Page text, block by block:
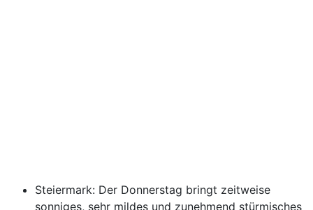
Steiermark: Der Donnerstag bringt zeitweise
sonniges, sehr mildes und zunehmend stürmisches